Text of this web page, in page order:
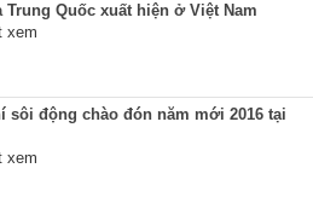
Trung Quốc xuất hiện ở Việt Nam
xem
sôi động chào đón năm mới 2016 tại
xem